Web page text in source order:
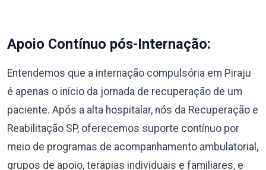
Apoio Contínuo pós-Internação:
Entendemos que a internação compulsória em Piraju
é apenas o início da jornada de recuperação de um
paciente. Após a alta hospitalar, nós da Recuperação e
Reabilitação SP, oferecemos suporte contínuo por
meio de programas de acompanhamento ambulatorial,
grupos de apoio, terapias individuais e familiares, e